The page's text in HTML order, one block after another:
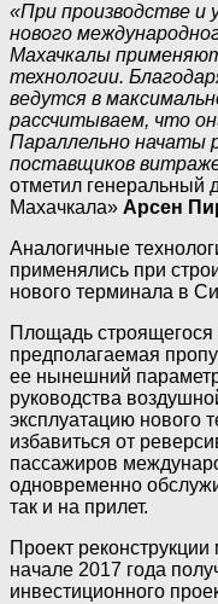
«При производстве и
нового
Махачкалы
технологии.
ведутся в
рассчитываем, что
Параллельно начаты
поставщиков
отметил генеральный
Махачкала» Арсен
Аналогичные
применялись при
нового терминала в
Площадь строящегося
предполагаемая
ее нынешний
руководства
эксплуатацию нового
избавиться от
пассажиров
одновременно
так и на прилет.
Проект
начале 2017 года
инвестиционного